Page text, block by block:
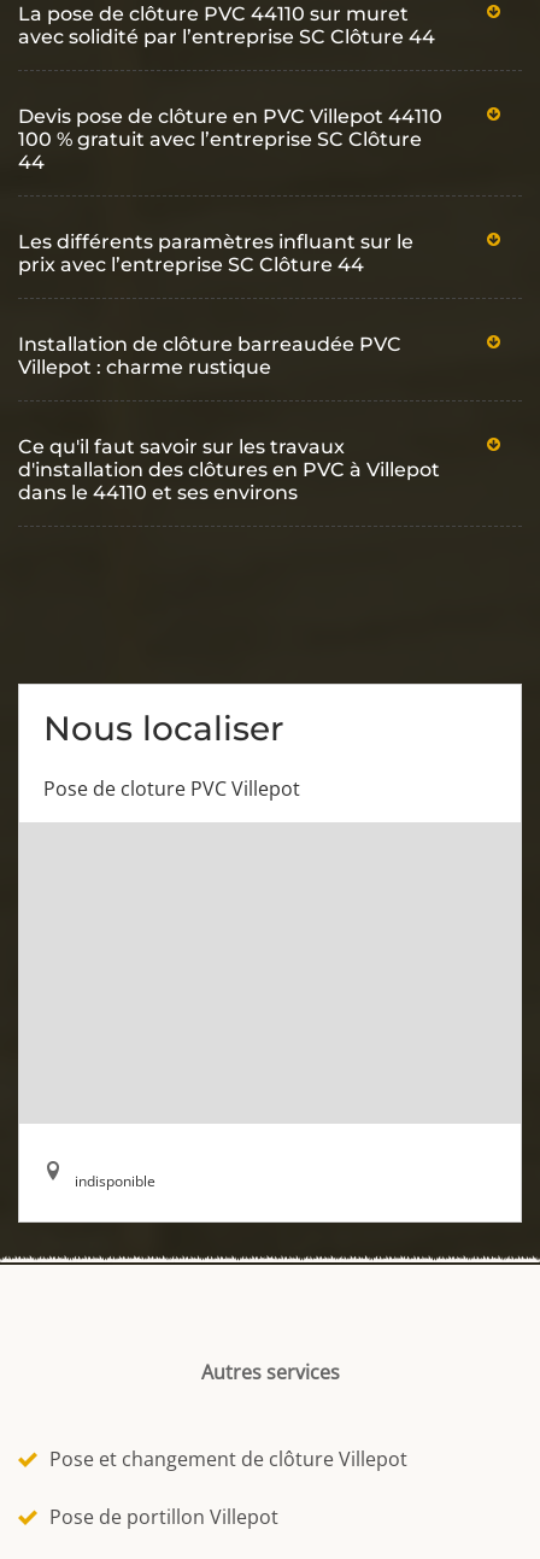
La pose de clôture PVC 44110 sur muret
avec solidité par l’entreprise SC Clôture 44
Devis pose de clôture en PVC Villepot 44110
100 % gratuit avec l’entreprise SC Clôture
44
Les différents paramètres influant sur le
prix avec l’entreprise SC Clôture 44
Installation de clôture barreaudée PVC
Villepot : charme rustique
Ce qu'il faut savoir sur les travaux
d'installation des clôtures en PVC à Villepot
dans le 44110 et ses environs
Nous localiser
Pose de cloture PVC Villepot
indisponible
Autres services
Pose et changement de clôture Villepot
Pose de portillon Villepot